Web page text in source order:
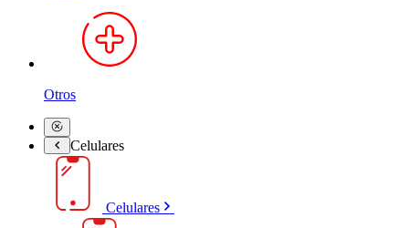
Otros
Celulares
Celulares